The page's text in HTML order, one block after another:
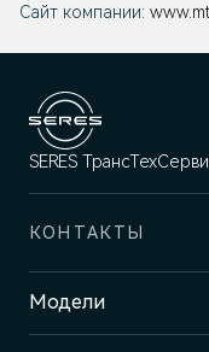
Сайт компании:
SERES
КОНТАКТЫ
Адрес
Казань, пр-
Модели